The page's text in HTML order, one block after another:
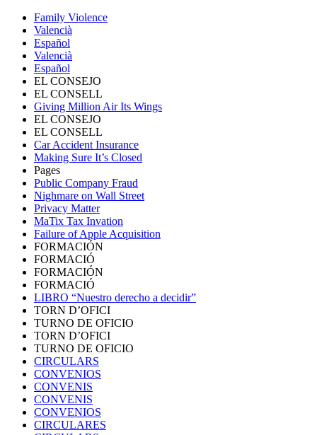
Family Violence
Valencià
Español
Valencià
Español
EL CONSEJO
EL CONSELL
Giving Million Air Its Wings
EL CONSEJO
EL CONSELL
Car Accident Insurance
Making Sure It’s Closed
Pages
Public Company Fraud
Nighmare on Wall Street
Privacy Matter
MaTix Tax Invation
Failure of Apple Acquisition
FORMACIÓN
FORMACIÓ
FORMACIÓN
FORMACIÓ
LIBRO “Nuestro derecho a decidir”
TORN D’OFICI
TURNO DE OFICIO
TORN D’OFICI
TURNO DE OFICIO
CIRCULARS
CONVENIOS
CONVENIS
CONVENIS
CONVENIOS
CIRCULARES